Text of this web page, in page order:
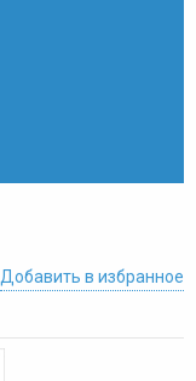
Добавить в избранное